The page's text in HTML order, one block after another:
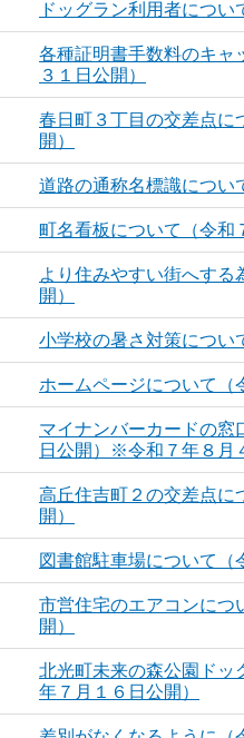
ドッグラン利用者につい
各種証明書手数料のキャ
３１日公開）
春日町３丁目の交差点に
開）
道路の通称名標識につい
町名看板について（令和
より住みやすい街へする
開）
小学校の暑さ対策につい
ホームページについて（
マイナンバーカードの窓
日公開）※令和７年８月
高丘住吉町２の交差点に
開）
図書館駐車場について（
市営住宅のエアコンにつ
開）
北光町未来の森公園ドッ
年７月１６日公開）